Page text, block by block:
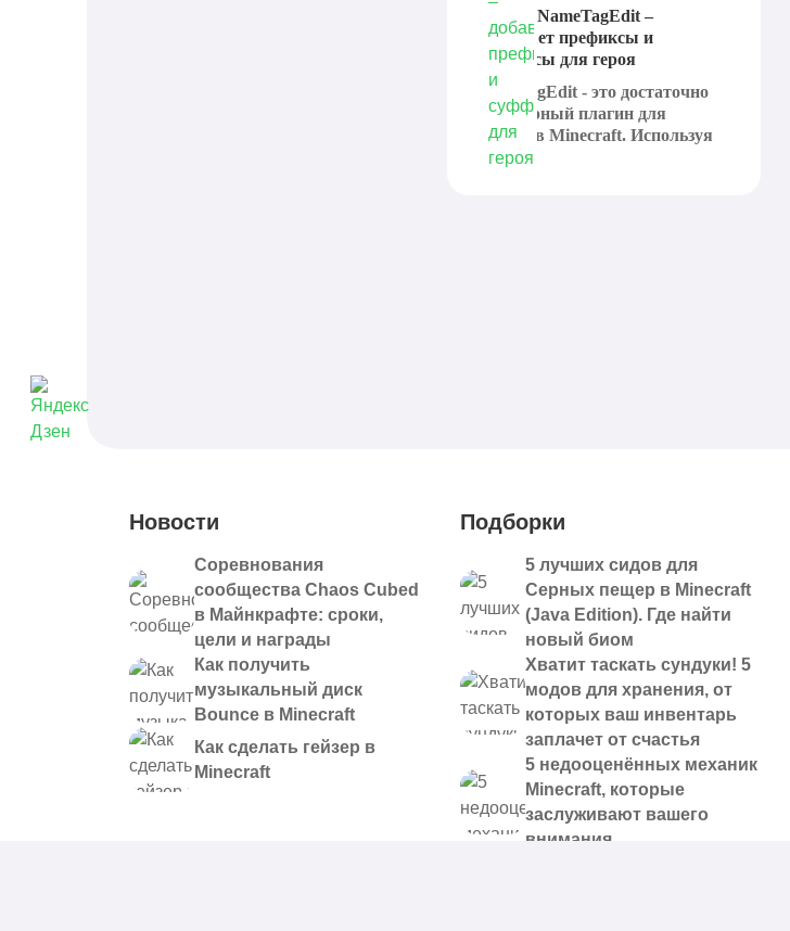
Плагин NameTagEdit –
добавляет префиксы и
суффиксы для героя
NameTagEdit - это достаточно
популярный плагин для
серверов Minecraft. Используя
его...
Новости
Соревнования
сообщества Chaos Cubed
в Майнкрафте: сроки,
цели и награды
Как получить
музыкальный диск
Bounce в Minecraft
Как сделать гейзер в
Minecraft
Подборки
5 лучших сидов для
Серных пещер в Minecraft
(Java Edition). Где найти
новый биом
Хватит таскать сундуки! 5
модов для хранения, от
которых ваш инвентарь
заплачет от счастья
5 недооценённых механик
Minecraft, которые
заслуживают вашего
внимания